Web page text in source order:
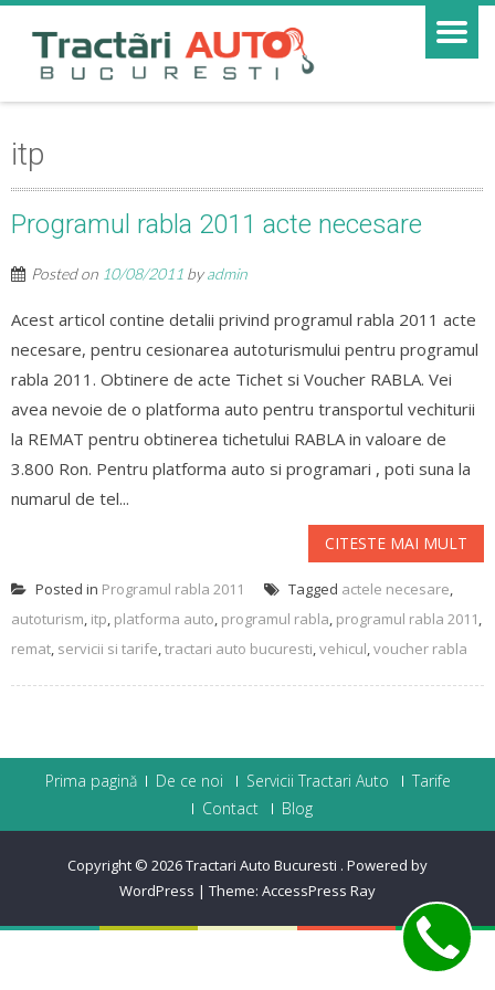
itp
Programul rabla 2011 acte necesare
Posted on 10/08/2011 byadmin
Acest articol contine detalii privind programul rabla 2011 acte
necesare, pentru cesionarea autoturismului pentru programul
rabla 2011. Obtinere de acte Tichet si Voucher RABLA. Vei
avea nevoie de o platforma auto pentru transportul vechiturii
la REMAT pentru obtinerea tichetului RABLA in valoare de
3.800 Ron. Pentru platforma auto si programari , poti suna la
numarul de tel...
CITESTE MAI MULT
Posted in Programul rabla 2011 Tagged actele necesare,
autoturism, itp, platforma auto, programul rabla, programul rabla 2011,
remat, servicii si tarife,tractari auto bucuresti,vehicul,voucher rabla
Prima pagină De ce noi Servicii Tractari Auto
Tarife
Contact
Blog
Copyright © 2026Tractari Auto Bucuresti . Powered by
WordPress | Theme: AccessPress Ray